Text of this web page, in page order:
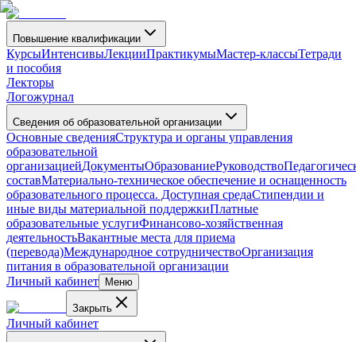
Повышение квалификации
КурсыИнтенсивыЛекцииПрактикумыМастер-классыТетради
и пособия
Лекторы
Логожурнал
Сведения об образовательной организации
Основные сведенияСтруктура и органы управления
образовательной
организациейДокументыОбразованиеРуководство
составМатериально-техническое обеспечение и оснащенность
образовательного процесса. Доступная средаСтипендии и
иные виды материальной поддержкиПлатные
образовательные услугиФинансово-хозяйственная
деятельностьВакантные места для приема
(перевода)Международное сотрудничествоОрганизация
питания в образовательной организации
Личный кабинет
Меню
Закрыть
Личный кабинет